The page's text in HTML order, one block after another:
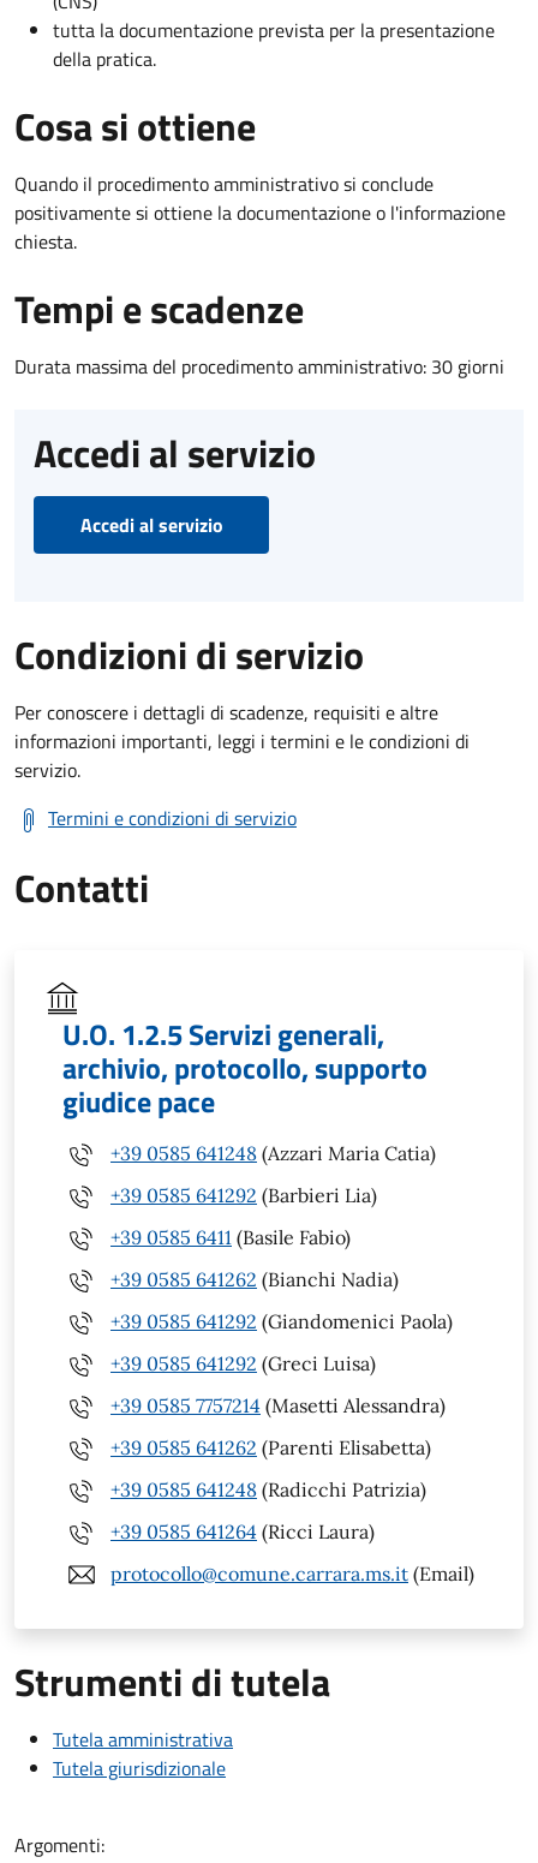
tutta la documentazione prevista per la presentazione
della pratica.
Cosa si ottiene
Quando il procedimento amministrativo si conclude
positivamente si ottiene la documentazione o l'informazione
chiesta.
Tempi e scadenze
Durata massima del procedimento amministrativo: 30 giorni
Accedi al servizio
Accedi al servizio
Condizioni di servizio
Per conoscere i dettagli di scadenze, requisiti e altre
informazioni importanti, leggi i termini e le condizioni di
servizio.
Termini e condizioni di servizio
Contatti
U.O. 1.2.5 Servizi generali,
archivio, protocollo, supporto
giudice pace
+39 0585 641248 (Azzari Maria Catia)
+39 0585 641292 (Barbieri Lia)
+39 0585 6411 (Basile Fabio)
+39 0585 641262 (Bianchi Nadia)
+39 0585 641292 (Giandomenici Paola)
+39 0585 641292 (Greci Luisa)
+39 0585 7757214 (Masetti Alessandra)
+39 0585 641262 (Parenti Elisabetta)
+39 0585 641248 (Radicchi Patrizia)
+39 0585 641264 (Ricci Laura)
protocollo@comune.carrara.ms.it (Email)
Strumenti di tutela
Tutela amministrativa
Tutela giurisdizionale
Argomenti: